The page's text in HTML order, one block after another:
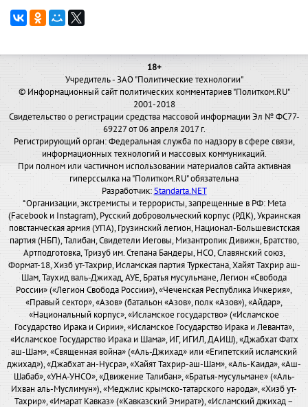
18+
Учредитель - ЗАО "Политические технологии"
© Информационный сайт политических комментариев "Политком.RU"
2001-2018
Свидетельство о регистрации средства массовой информации Эл № ФС77-
69227 от 06 апреля 2017 г.
Регистрирующий орган: Федеральная служба по надзору в сфере связи,
информационных технологий и массовых коммуникаций.
При полном или частичном использовании материалов сайта активная
гиперссылка на "Политком.RU" обязательна
Разработчик:Standarta.NET
*Организации, экстремисты и террористы, запрещенные в РФ: Meta
(Facebook и Instagram), Русский добровольческий корпус (РДК), Украинская
повстанческая армия (УПА), Грузинский легион, Национал-Большевистская
партия (НБП), Талибан, Свидетели Иеговы, Мизантропик Дивижн, Братство,
Артподготовка, Тризуб им. Степана Бандеры, НСО, Славянский союз,
Формат-18, Хизб ут-Тахрир, Исламская партия Туркестана, Хайят Тахрир аш-
Шам, Таухид валь-Джихад, АУЕ, Братья мусульмане, Легион «Свобода
России» («Легион Свобода России»), «Чеченская Республика Ичкерия»,
«Правый сектор», «Азов» (батальон «Азов», полк «Азов»), «Айдар»,
«Национальный корпус», «Исламское государство» («Исламское
Государство Ирака и Сирии», «Исламское Государство Ирака и Леванта»,
«Исламское Государство Ирака и Шама», ИГ, ИГИЛ, ДАИШ), «Джабхат Фатх
аш-Шам», «Священная война» («Аль-Джихад» или «Египетский исламский
джихад»), «Джабхат ан-Нусра», «Хайят Тахрир-аш-Шам», «Аль-Каида», «Аш-
Шабаб», «УНА-УНСО», «Движение Талибан», «Братья-мусульмане» («Аль-
Ихван аль-Муслимун»), «Меджлис крымско-татарского народа», «Хизб ут-
Тахрир», «Имарат Кавказ» («Кавказский Эмират»), «Исламский джихад –